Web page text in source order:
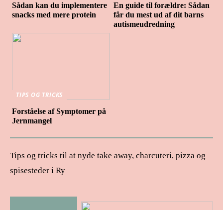
Sådan kan du implementere
snacks med mere protein
En guide til forældre: Sådan
får du mest ud af dit barns
autismeudredning
TIPS OG TRICKS
Forståelse af Symptomer på
Jernmangel
Tips og tricks til at nyde take away, charcuteri, pizza og
spisesteder i Ry